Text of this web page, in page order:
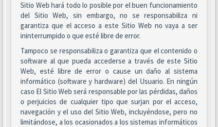
Sitio Web hará todo lo posible por el buen funcionamiento
del Sitio Web, sin embargo, no se responsabiliza ni
garantiza que el acceso a este Sitio Web no vaya a ser
ininterrumpido o que esté libre de error.
Tampoco se responsabiliza o garantiza que el contenido o
software al que pueda accederse a través de este Sitio
Web, esté libre de error o cause un daño al sistema
informático (software y hardware) del Usuario. En ningún
caso El Sitio Web será responsable por las pérdidas, daños
o perjuicios de cualquier tipo que surjan por el acceso,
navegación y el uso del Sitio Web, incluyéndose, pero no
limitándose, a los ocasionados a los sistemas informáticos